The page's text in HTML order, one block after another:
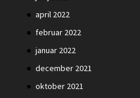
april 2022
februar 2022
januar 2022
december 2021
oktober 2021